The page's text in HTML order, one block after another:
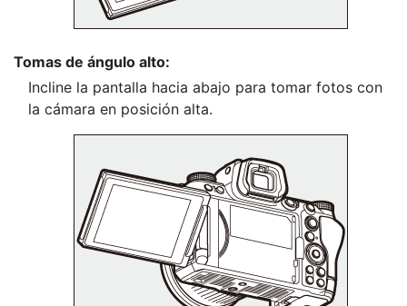
Tomas de ángulo alto:
Incline la pantalla hacia abajo para tomar fotos con
la cámara en posición alta.